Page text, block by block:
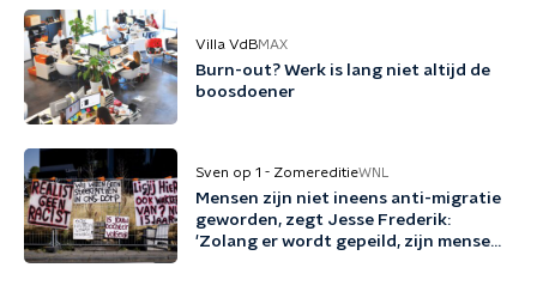
Villa VdBMAX
Burn-out? Werk is lang niet altijd de
boosdoener
Sven op 1 - ZomereditieWNL
Mensen zijn niet ineens anti-migratie
geworden, zegt Jesse Frederik:
'Zolang er wordt gepeild, zijn mensen